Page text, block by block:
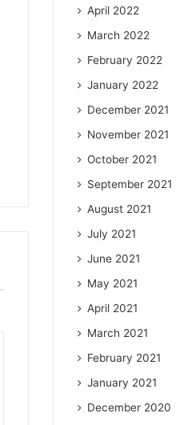
April 2022
March 2022
February 2022
January 2022
December 2021
November 2021
October 2021
September 2021
August 2021
July 2021
June 2021
May 2021
April 2021
March 2021
February 2021
January 2021
December 2020